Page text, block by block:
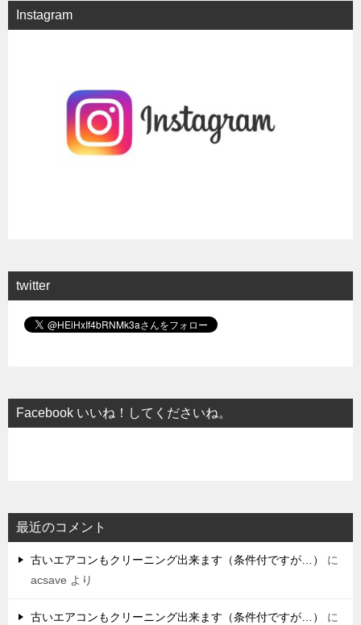
Instagram
twitter
Facebook いいね！してくださいね。
最近のコメント
古いエアコンもクリーニング出来ます（条件付ですが…）
に
acsave より
古いエアコンもクリーニング出来ます（条件付ですが…）
に